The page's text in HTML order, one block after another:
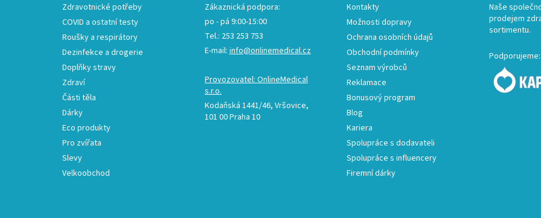
Zdravotnické potřeby
COVID a ostatní testy
Roušky a respirátory
Dezinfekce a drogerie
Doplňky stravy
Zdraví
Části těla
Dárky
Eco produkty
Pro zvířata
Slevy
Velkoobchod
Zákaznická podpora:
po - pá 9:00-15:00
Tel.: 253 253 753
E-mail: info@onlinemedical.cz
Provozovatel: OnlineMedical
s.r.o.
Kodaňská 1441/46, Vršovice,
101 00 Praha 10
Kontakty
Možnosti dopravy
Ochrana osobních údajů
Obchodní podmínky
Seznam výrobců
Reklamace
Bonusový program
Blog
Kariera
Spolupráce s dodavateli
Spolupráce s influencery
Firemní dárky
Naše
prodejem
sortimentu.
Podporujeme: